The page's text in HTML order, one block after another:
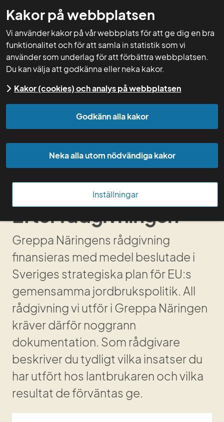
Kakor på webbplatsen
Vi använder kakor på vår webbplats för att ge dig en bra
funktionalitet och för att samla in statistik som vi
använder som underlag för att förbättra webbplatsen.
Du kan välja att godkänna eller neka kakor.
Kakor (cookies) och analys på webbplatsen
Godkänn alla kakor
Neka alla utom nödvändiga kakor
Inställningar
GNW-adm
Start Rådgivning
Fördjupad biogasrådgivning
Under rådgivningen
Efter rådgivningen
Efter rådgivningen
Greppa Näringens rådgivning
finansieras med medel beslutade i
Sveriges strategiska plan för EU:s
gemensamma jordbrukspolitik. All
rådgivning vi utför i Greppa Näringen
kräver därför noggrann
dokumentation. Som rådgivare
beskriver du tydligt vilka insatser du
har utfört hos lant­brukaren och vilka
resultat de förväntas ge.